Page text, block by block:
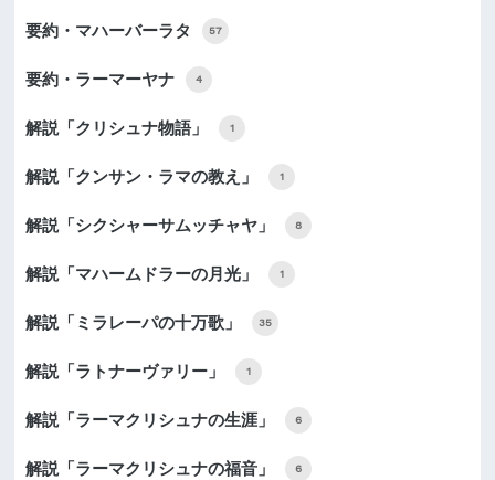
要約・マハーバーラタ 57
要約・ラーマーヤナ 4
解説「クリシュナ物語」 1
解説「クンサン・ラマの教え」 1
解説「シクシャーサムッチャヤ」 8
解説「マハームドラーの月光」 1
解説「ミラレーパの十万歌」 35
解説「ラトナーヴァリー」 1
解説「ラーマクリシュナの生涯」 6
解説「ラーマクリシュナの福音」 6